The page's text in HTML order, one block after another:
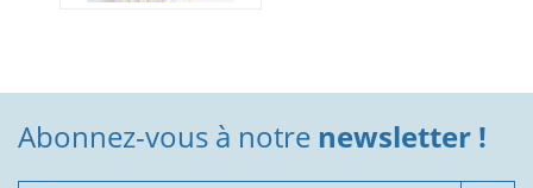
Abonnez-vous à notre newsletter !